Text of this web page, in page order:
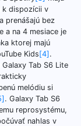
k dispozícii v
prenášajú bez
a na 4 mesiace je
ktorej majú
Kids[4].
Tab S6 Lite
melódiu si
. Galaxy Tab S6
reprosystému,
nahlas v